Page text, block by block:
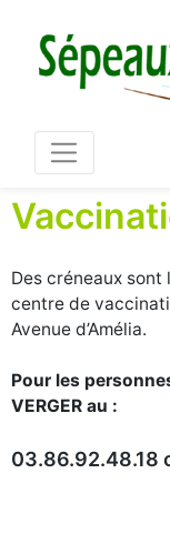
03 86 73 16 36
Des créneaux sont
centre de
Avenue d’Amélia.
Pour les
VERGER au :
03.86.92.48.18